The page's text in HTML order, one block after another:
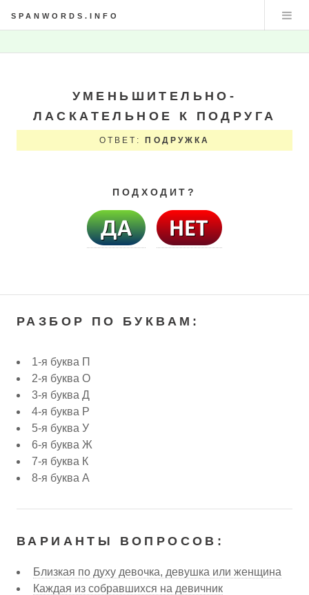
SPANWORDS.INFO
УМЕНЬШИТЕЛЬНО-
ЛАСКАТЕЛЬНОЕ К ПОДРУГА
ОТВЕТ: ПОДРУЖКА
ПОДХОДИТ?
РАЗБОР ПО БУКВАМ:
1-я буква П
2-я буква О
3-я буква Д
4-я буква Р
5-я буква У
6-я буква Ж
7-я буква К
8-я буква А
ВАРИАНТЫ ВОПРОСОВ:
Близкая по духу девочка, девушка или женщина
Каждая из собравшихся на девичник